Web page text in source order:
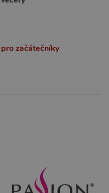
pro začátečníky